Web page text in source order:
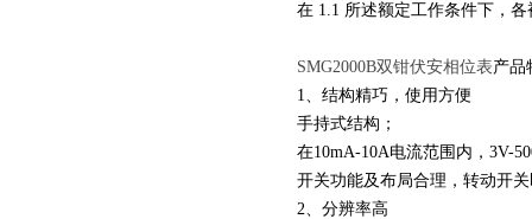
在 1.1 所述额定工作条件下，
SMG2000B双钳伏安相位表产品
1、结构精巧，使用方便
手持式结构；
在10mA-10A电流范围内，3V-
开关功能及布局合理，转动开
2、分辨率高